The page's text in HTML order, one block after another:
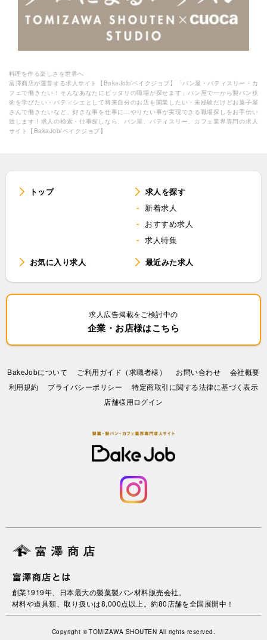
料理を作る楽しさを世界へ
富澤商店が運営する求人サイト【BakaJob/ベイクジョブ】「パン屋・パティスリー・カ
フェで働きたい！そんなあなたにピッタリの職場が探せます」パン屋で一から製パン技
術を学びたい・パティシエとして将来自分のお店を開業したい・未経験だけどお菓子屋
さんで働きたいなど、好きな事を仕事に…やりたい事が実現できる職場探しをお手伝い
致します！求人の検索・仕事探しなら、パン屋、パティスリー、カフェ業界専門の求人
サイト【BakaJob/ベイクジョブ】
トップ
求人を探す
新着求人
おすすめ求人
求人特集
お気に入り求人
最近みた求人
求人広告掲載をご検討中の
企業・お店様はこちら
BakeJobについて ご利用ガイド（求職者様） お問い合わせ
会社概要
利⽤規約
プライバシーポリシー
特定商取引に関する法律に基づく表示
店舗様用ログイン
創業1919年、日本最大の製菓製パン材料販売会社。
材料や道具類、取り扱いは8,000点以上。約80店舗を全国展開中！
Copyright © TOMIZAWA SHOUTEN All rights reserved.